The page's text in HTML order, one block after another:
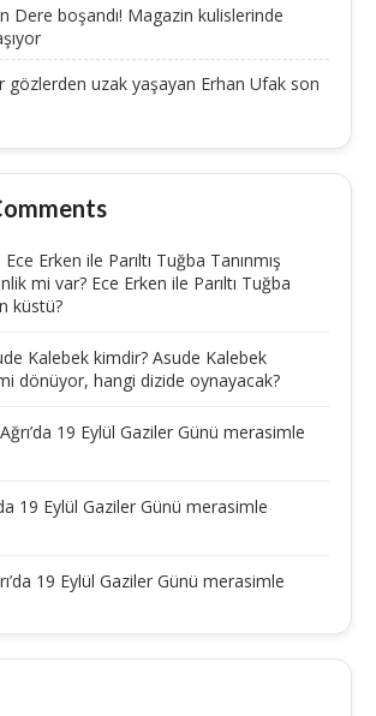
Dere boşandı! Magazin kulislerinde
gözlerden uzak yaşayan Erhan Ufak son
Ece Erken ile Parıltı Tuğba Tanınmış
mi var? Ece Erken ile Parıltı Tuğba
küstü?
Kalebek kimdir? Asude Kalebek
dönüyor, hangi dizide oynayacak?
Ağrı’da 19 Eylül Gaziler Günü merasimle
19 Eylül Gaziler Günü merasimle
19 Eylül Gaziler Günü merasimle